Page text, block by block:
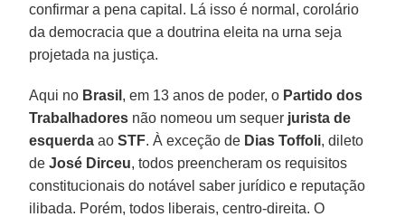
confirmar a pena capital. Lá isso é normal, corolário
da democracia que a doutrina eleita na urna seja
projetada na justiça.
Aqui no Brasil , em 13 anos de poder, o Partido dos
Trabalhadores não nomeou um sequer jurista de
esquerda aoSTF. À exceção de Dias Toffoli, dileto
deJosé Dirceu, todos preencheram os requisitos
constitucionais do notável saber jurídico e reputação
ilibada. Porém, todos liberais, centro-direita. O